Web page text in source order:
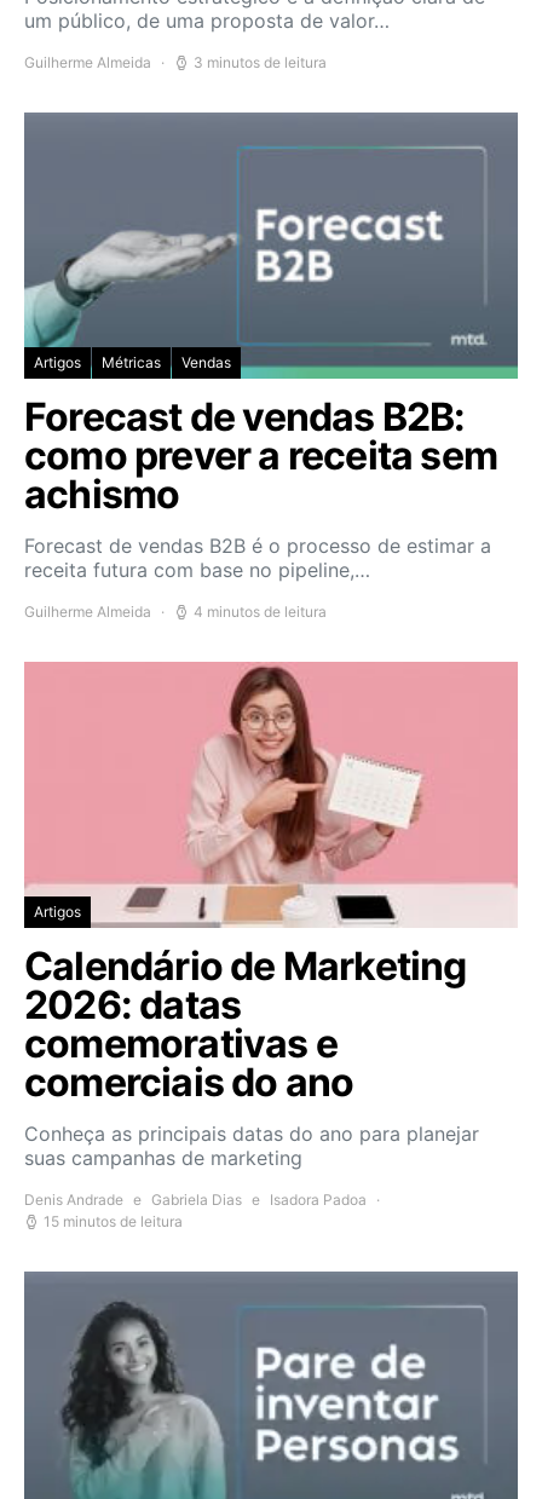
um público, de uma proposta de valor…
Guilherme Almeida 3 minutos de leitura
Artigos Métricas Vendas
Forecast de vendas B2B:
como prever a receita sem
achismo
Forecast de vendas B2B é o processo de estimar a
receita futura com base no pipeline,…
Guilherme Almeida 4 minutos de leitura
Artigos
Calendário de Marketing
2026: datas
comemorativas e
comerciais do ano
Conheça as principais datas do ano para planejar
suas campanhas de marketing
Denis Andrade e Gabriela Dias e Isadora Padoa
15 minutos de leitura